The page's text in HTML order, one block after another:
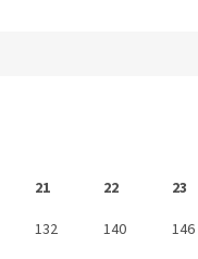
21 22
23
132 140
146